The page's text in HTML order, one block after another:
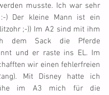
musste. Ich war sehr
) Der kleine Mann ist ein
;-)) Im A2 sind mit ihm
dem Sack die Pferde
und er raste ins EL. Im
wir einen fehlerfreien
Mit Disney hatte ich
im A3 mich für die